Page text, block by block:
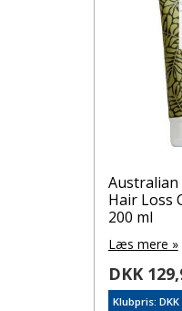
Australian
Hair Loss
200 ml
Læs mere »
DKK
Klubpris: